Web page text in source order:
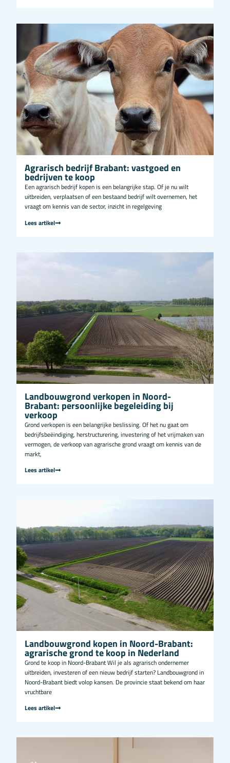
Agrarisch bedrijf Brabant: vastgoed en
bedrijven te koop
Een agrarisch bedrijf kopen is een belangrijke stap. Of je nu wilt
uitbreiden, verplaatsen of een bestaand bedrijf wilt overnemen, het
vraagt om kennis van de sector, inzicht in regelgeving
Lees artikel
Landbouwgrond verkopen in Noord-
Brabant: persoonlijke begeleiding bij
verkoop
Grond verkopen is een belangrijke beslissing. Of het nu gaat om
bedrijfsbeëindiging, herstructurering, investering of het vrijmaken van
vermogen, de verkoop van agrarische grond vraagt om kennis van de
markt,
Lees artikel
Landbouwgrond kopen in Noord-Brabant:
agrarische grond te koop in Nederland
Grond te koop in Noord-Brabant Wil je als agrarisch ondernemer
uitbreiden, investeren of een nieuw bedrijf starten? Landbouwgrond in
Noord-Brabant biedt volop kansen. De provincie staat bekend om haar
vruchtbare
Lees artikel